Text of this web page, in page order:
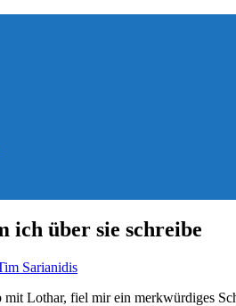
ich über sie schreibe
Sarianidis
Lothar, fiel mir ein merkwürdiges